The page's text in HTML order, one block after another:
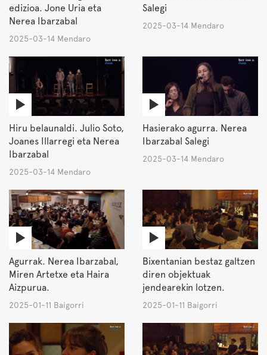
edizioa. Jone Uria eta
Nerea Ibarzabal
2025-03-14 Mendaro
Salegi
2025-03-14 Mendaro
Hiru belaunaldi. Julio Soto,
Joanes Illarregi eta Nerea
Ibarzabal
2025-03-14 Mendaro
Hasierako agurra. Nerea
Ibarzabal Salegi
2025-03-14 Mendaro
Agurrak. Nerea Ibarzabal,
Miren Artetxe eta Haira
Aizpurua.
2025-01-11 Baigorri
Bixentanian bestaz galtzen
diren objektuak
jendearekin lotzen.
2025-01-11 Baigorri